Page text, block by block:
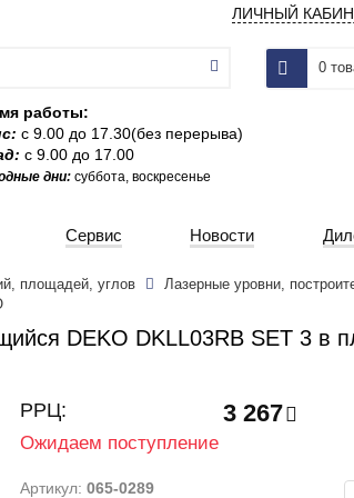
ЛИЧНЫЙ
0
работы:
с 9.00 до 17.30(без перерыва)
с 9.00 до 17.00
дни: суббота, воскресенье
Сервис Новости
площадей, углов
Лазерные уровни,
DEKO DKLL03RB SET 3 в
РРЦ: 3 267
Ожидаем поступление
Артикул:065-0289